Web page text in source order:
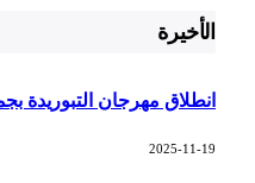
الأخيرة
انطلاق مهرجان التبوريدة
2025-11-19